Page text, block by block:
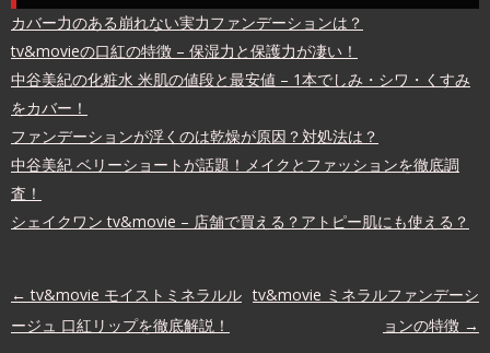
カバー力のある崩れない実力ファンデーションは？
tv&movieの口紅の特徴 – 保湿力と保護力が凄い！
中谷美紀の化粧水 米肌の値段と最安値 – 1本でしみ・シワ・くすみ
をカバー！
ファンデーションが浮くのは乾燥が原因？対処法は？
中谷美紀 ベリーショートが話題！メイクとファッションを徹底調
査！
シェイクワン tv&movie – 店舗で買える？アトピー肌にも使える？
投稿ナビゲーション
← tv&movie モイストミネラルル
ージュ 口紅リップを徹底解説！
tv&movie ミネラルファンデーシ
ョンの特徴 →